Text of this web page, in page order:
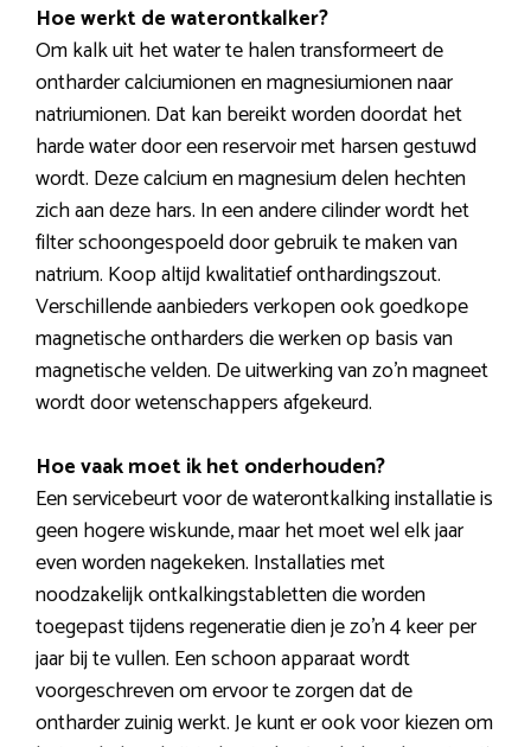
Hoe werkt de waterontkalker?
Om kalk uit het water te halen transformeert de
ontharder calciumionen en magnesiumionen naar
natriumionen. Dat kan bereikt worden doordat het
harde water door een reservoir met harsen gestuwd
wordt. Deze calcium en magnesium delen hechten
zich aan deze hars. In een andere cilinder wordt het
filter schoongespoeld door gebruik te maken van
natrium. Koop altijd kwalitatief onthardingszout.
Verschillende aanbieders verkopen ook goedkope
magnetische ontharders die werken op basis van
magnetische velden. De uitwerking van zo’n magneet
wordt door wetenschappers afgekeurd.
Hoe vaak moet ik het onderhouden?
Een servicebeurt voor de waterontkalking installatie is
geen hogere wiskunde, maar het moet wel elk jaar
even worden nagekeken. Installaties met
noodzakelijk ontkalkingstabletten die worden
toegepast tijdens regeneratie dien je zo’n 4 keer per
jaar bij te vullen. Een schoon apparaat wordt
voorgeschreven om ervoor te zorgen dat de
ontharder zuinig werkt. Je kunt er ook voor kiezen om